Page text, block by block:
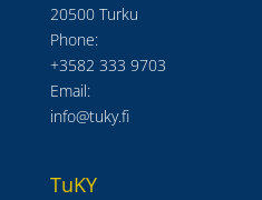
20500 Turku
Phone:
+3582 333 9703
Email:
info@tuky.fi
TuKY